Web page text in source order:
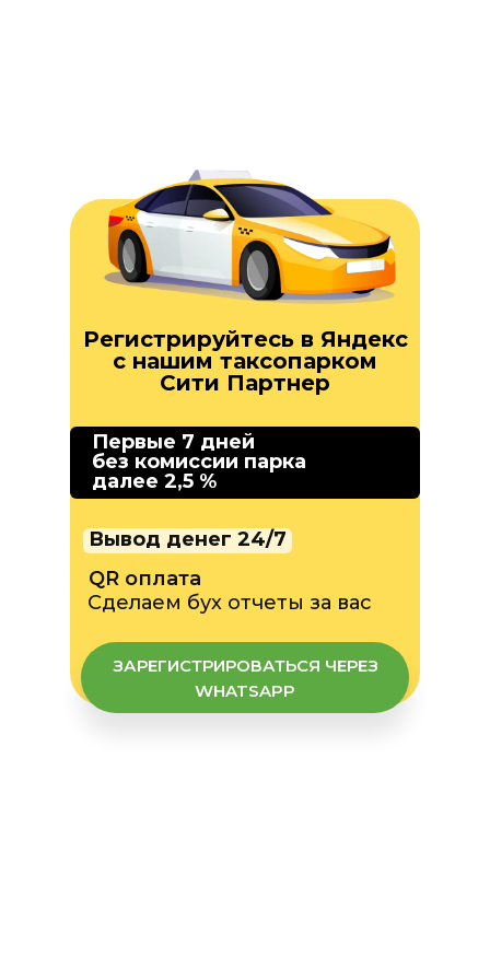
Регистрируйтесь в Яндекс
с нашим таксопарком
Сити Партнер
Вывод денег 24/7
QR оплата
Сделаем бух отчеты за вас
ЗАРЕГИСТРИРОВАТЬСЯ ЧЕРЕЗ
WHATSAPP
Первые 7 дней
без комиссии парка
далее 2,5 %